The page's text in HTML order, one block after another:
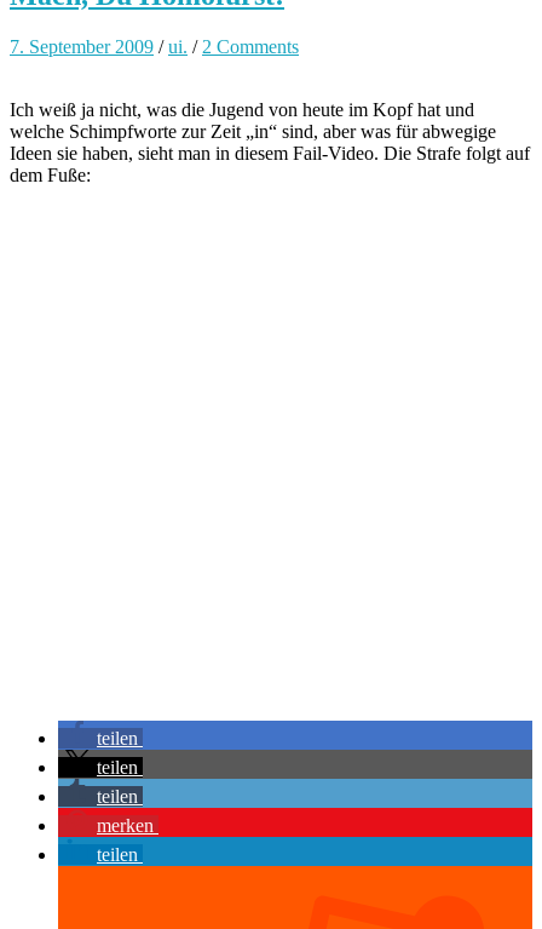
7. September 2009 /ui. / 2 Comments
Ich weiß ja nicht, was die Jugend von heute im Kopf hat und
welche Schimpfworte zur Zeit „in“ sind, aber was für abwegige
Ideen sie haben, sieht man in diesem Fail-Video. Die Strafe folgt auf
dem Fuße:
teilen
teilen
teilen
merken
teilen